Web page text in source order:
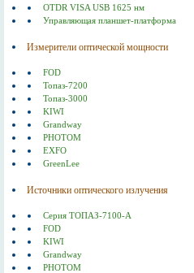
OTDR VISA USB 1625 нм
Управляющая планшет-платформа
Измерители оптической мощности
FOD
Топаз-7200
Топаз-3000
KIWI
Grandway
PHOTOM
EXFO
GreenLee
Источники оптического излучения
Серия ТОПАЗ-7100-А
FOD
KIWI
Grandway
PHOTOM